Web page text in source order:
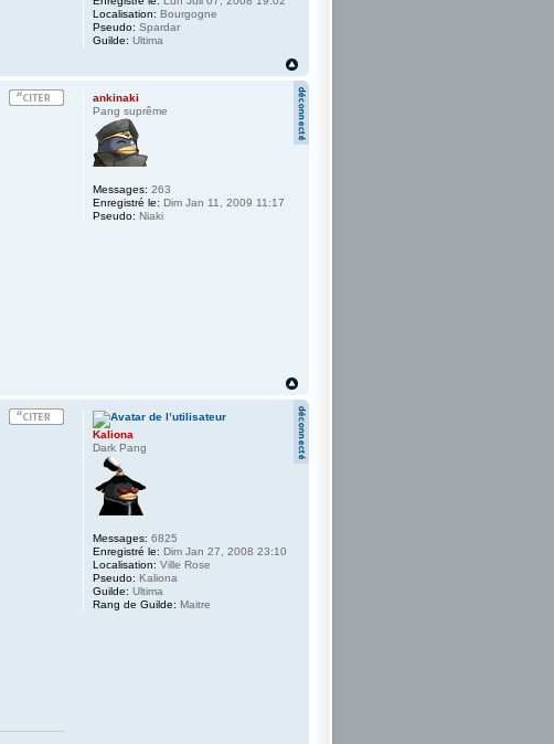
Localisation: Bourgogne
Pseudo: Spardar
Guilde: Ultima
ankinaki
Pang suprême
Messages: 263
Enregistré le: Dim Jan 11, 2009 11:17
Pseudo: Niaki
Kaliona
Dark Pang
Messages: 6825
Enregistré le: Dim Jan 27, 2008 23:10
Localisation: Ville Rose
Pseudo: Kaliona
Guilde: Ultima
Rang de Guilde: Maitre